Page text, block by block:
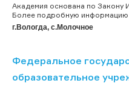
Академия основана по Закону
Более подробную информацию
г.Вологда, с.Молочное
Федеральное
образовательное